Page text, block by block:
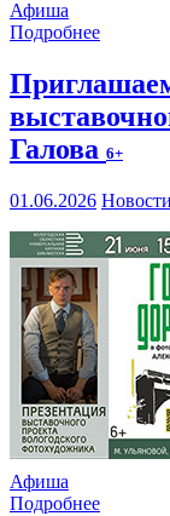
Афиша
Подробнее
Галова 6+
01.06.2026 Новости
Афиша
Подробнее